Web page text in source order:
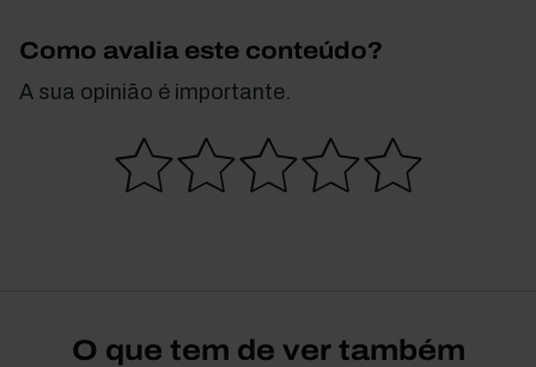
Como avalia este conteúdo?
A sua opinião é importante.
O que tem de ver também